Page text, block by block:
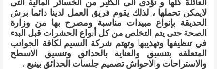
لايمكن تحملها ، لذلك يقوم فريق العمل لدينا دائما برش
الحديقة بإنواع مبيدات مناسبة ومصرح بها من وزارة
الصحة حتى يتم التخلص من كل أنواع الحشرات قبل البدء
في تنظيفها وتهذيبها وتهتم شركة النسيم لكافة الجوانب
المتعلقة بتنسيق والعناية بالحدائق وتنسيق الاسطح
والاستراحات والاحواش تصميم جلسات الحدائق بينبع .